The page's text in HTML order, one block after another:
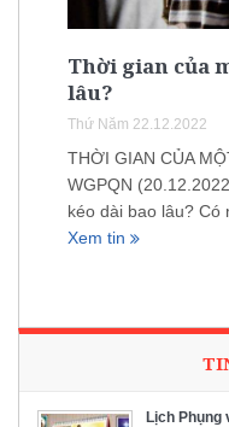
Thời gian của
lâu?
Thứ Năm 22.12.2022
THỜI GIAN CỦA
WGPQN
kéo dài bao lâu? Có
Xem tin
Lịch Phụng